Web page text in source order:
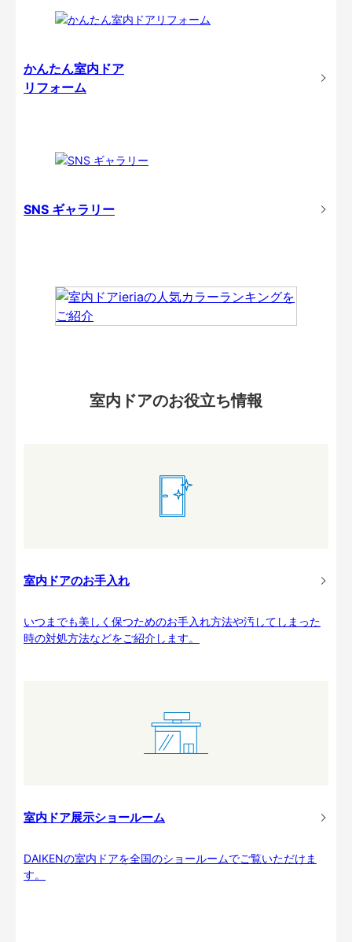
かんたん室内ドア
リフォーム
SNS ギャラリー
室内ドアのお役立ち情報
室内ドアのお手入れ
いつまでも美しく保つためのお手入れ方法や汚してしまった
時の対処方法などをご紹介します。
室内ドア展示ショールーム
DAIKENの室内ドアを全国のショールームでご覧いただけま
す。